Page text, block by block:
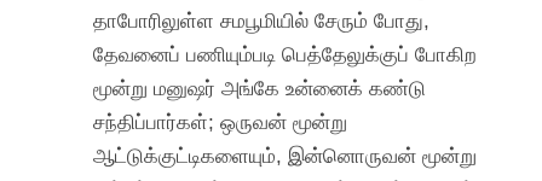
தாபோரிலுள்ள சமபூமியில் சேரும் போது,
தேவனைப் பணியும்படி பெத்தேலுக்குப் போகிற
மூன்று மனுஷர் அங்கே உன்னைக் கண்டு
சந்திப்பார்கள்; ஒருவன் மூன்று
ஆட்டுக்குட்டிகளையும், இன்னொருவன் மூன்று